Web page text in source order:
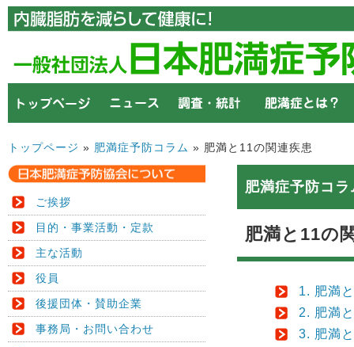
トップページ » 肥満症予防コラム » 肥満と11の関連疾患
肥満症予防コラ
肥満と11の
1. 肥満
2. 肥満
3. 肥満
ご挨拶
目的・事業活動・定款
主な活動
役員
後援団体・賛助企業
事務局・お問い合わせ